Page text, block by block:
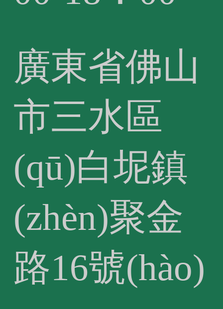
廣東省佛山
市三水區
(qū)白坭鎮
(zhèn)聚金
路16號(hào)